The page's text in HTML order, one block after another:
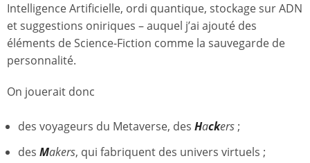
Intelligence Artificielle, ordi quantique, stockage sur ADN
et suggestions oniriques – auquel j’ai ajouté des
éléments de Science-Fiction comme la sauvegarde de
personnalité.
On jouerait donc
des voyageurs du Metaverse, des Hackers ;
des Makers, qui fabriquent des univers virtuels ;